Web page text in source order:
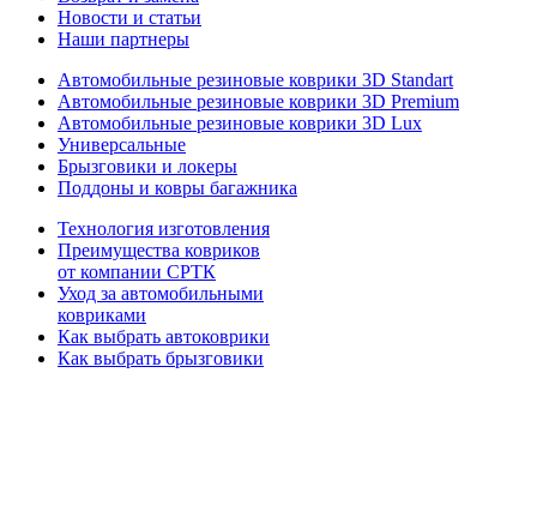
Новости и статьи
Наши партнеры
Автомобильные резиновые коврики 3D Standart
Автомобильные резиновые коврики 3D Premium
Автомобильные резиновые коврики 3D Lux
Универсальные
Брызговики и локеры
Поддоны и ковры багажника
Технология изготовления
Преимущества ковриков
от компании СРТК
Уход за автомобильными
ковриками
Как выбрать автоковрики
Как выбрать брызговики